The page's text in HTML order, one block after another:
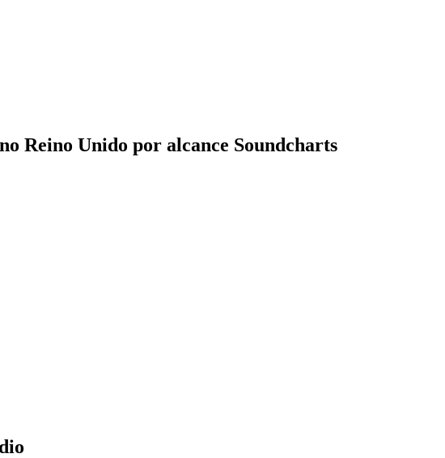
Reino Unido por alcance Soundcharts